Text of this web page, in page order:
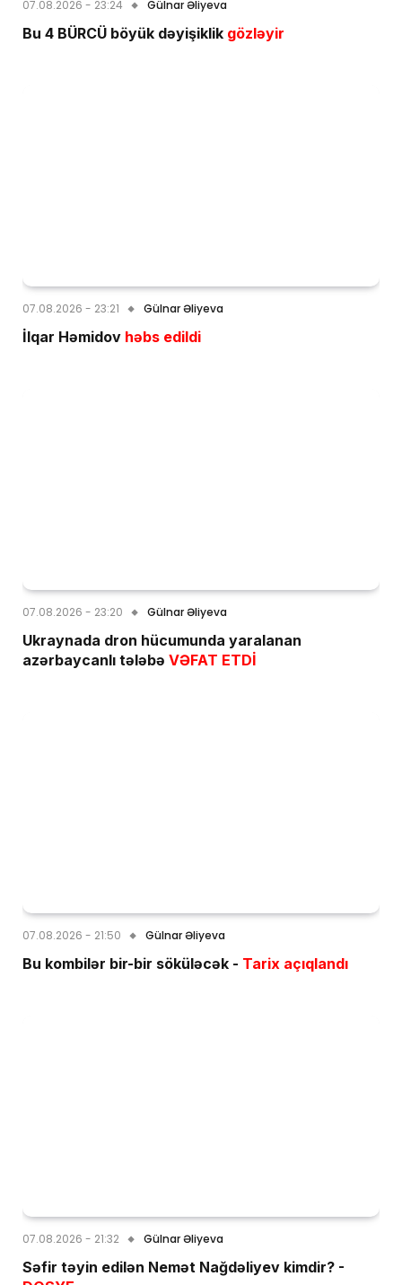
07.08.2026 - 23:24 Gülnar Əliyeva
Bu 4 BÜRCÜ böyük dəyişiklik gözləyir
07.08.2026 - 23:21 Gülnar Əliyeva
İlqar Həmidov həbs edildi
07.08.2026 - 23:20 Gülnar Əliyeva
Ukraynada dron hücumunda yaralanan
azərbaycanlı tələbə VƏFAT ETDİ
07.08.2026 - 21:50 Gülnar Əliyeva
Bu kombilər bir-bir söküləcək - Tarix açıqlandı
07.08.2026 - 21:32 Gülnar Əliyeva
Səfir təyin edilən Nemət Nağdəliyev kimdir? -